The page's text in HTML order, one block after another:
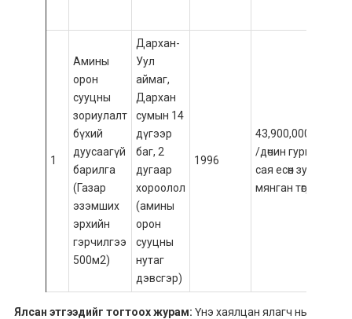
1
Амины
орон
сууцны
зориулалт
бүхий
дуусаагүй
барилга
(Газар
эзэмших
эрхийн
гэрчилгээ
500м2)
Дархан-
Уул
аймаг,
Дархан
сумын 14
дүгээр
баг, 2
дугаар
хороолол
(амины
орон
сууцны
нутаг
дэвсгэр)
1996
43,900,000.00
/дөчин гурван
сая есөн зуун
мянган төгрөг/
Ялсан этгээдийг тогтоох журам: Үнэ хаялцан ялагч нь